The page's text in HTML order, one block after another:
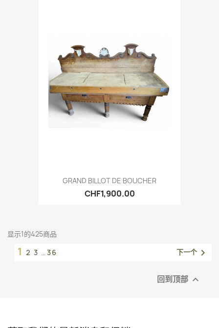
GRAND BILLOT DE BOUCHER
CHF1,900.00
显示1的425商品
1 2 3 … 36 下一个 
回到顶部 